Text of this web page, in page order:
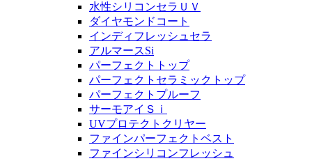
水性シリコンセラＵＶ
ダイヤモンドコート
インディフレッシュセラ
アルマースSi
パーフェクトトップ
パーフェクトセラミックトップ
パーフェクトプルーフ
サーモアイＳｉ
UVプロテクトクリヤー
ファインパーフェクトベスト
ファインシリコンフレッシュ